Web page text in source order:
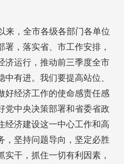
来，全市各级各部门各单位
署，落实省、市工作安排，
济运行，推动前三季度全市
有进。我们要提高站位、
好经济工作的使命感责任感
党中央决策部署和省委省政
经济建设这一中心工作和高
，坚持问题导向，坚定必胜
实干，抓住一切有利因素，